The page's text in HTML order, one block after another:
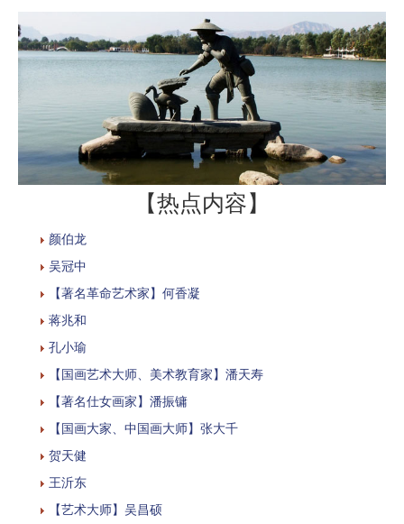
【热点内容】
颜伯龙
吴冠中
【著名革命艺术家】何香凝
蒋兆和
孔小瑜
【国画艺术大师、美术教育家】潘天寿
【著名仕女画家】潘振镛
【国画大家、中国画大师】张大千
贺天健
王沂东
【艺术大师】吴昌硕